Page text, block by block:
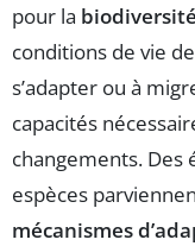
pour la biodiversité
conditions de vie
s’adapter ou à
capacités
changements.
espèces
mécanismes